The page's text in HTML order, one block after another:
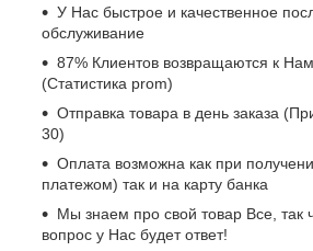
У Нас быстрое и качественное
обслуживание
87% Клиентов возвращаются к
(Статистика prom)
Отправка товара в день заказа
30)
Оплата возможна как при
платежом) так и на карту банка
Мы знаем про свой товар Все, так
вопрос у Нас будет ответ!